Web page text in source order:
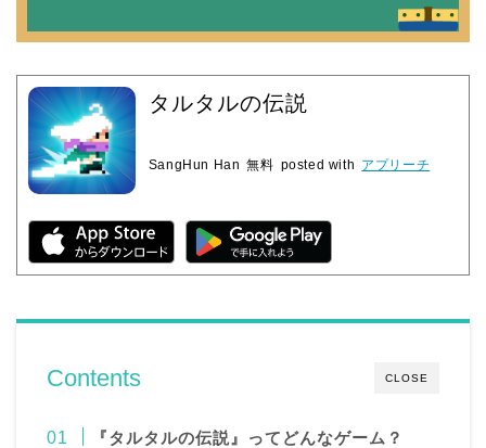
タルタルの伝説
SangHun Han 無料 posted with アプリーチ
CLOSE
Contents
『タルタルの伝説』ってどんなゲーム？